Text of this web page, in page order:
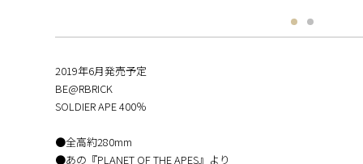
2019年6月発売予定
BE@RBRICK
SOLDIER APE 400％
●全高約280mm
●あの『PLANET OF THE APES』より